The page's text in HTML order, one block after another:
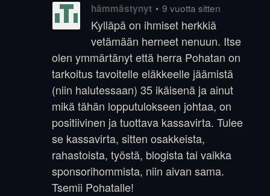
hämmästynyt • 9 vuotta sitten
Kylläpä on ihmiset herkkiä
vetämään herneet nenuun. Itse
olen ymmärtänyt että herra Pohatan on
tarkoitus tavoitelle eläkkeelle jäämistä
(niin halutessaan) 35 ikäisenä ja ainut
mikä tähän lopputulokseen johtaa, on
positiivinen ja tuottava kassavirta. Tulee
se kassavirta, sitten osakkeista,
rahastoista, työstä, blogista tai vaikka
sponsorihommista, niin aivan sama.
Tsemii Pohatalle!